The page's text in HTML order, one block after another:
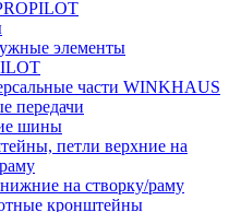
элементы
части WINKHAUS
передачи
шины
петли верхние на
на створку/раму
кронштейны